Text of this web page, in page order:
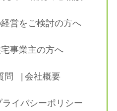
営をご検討の方へ
事業主の方へ
問 会社概要
ライバシーポリシー